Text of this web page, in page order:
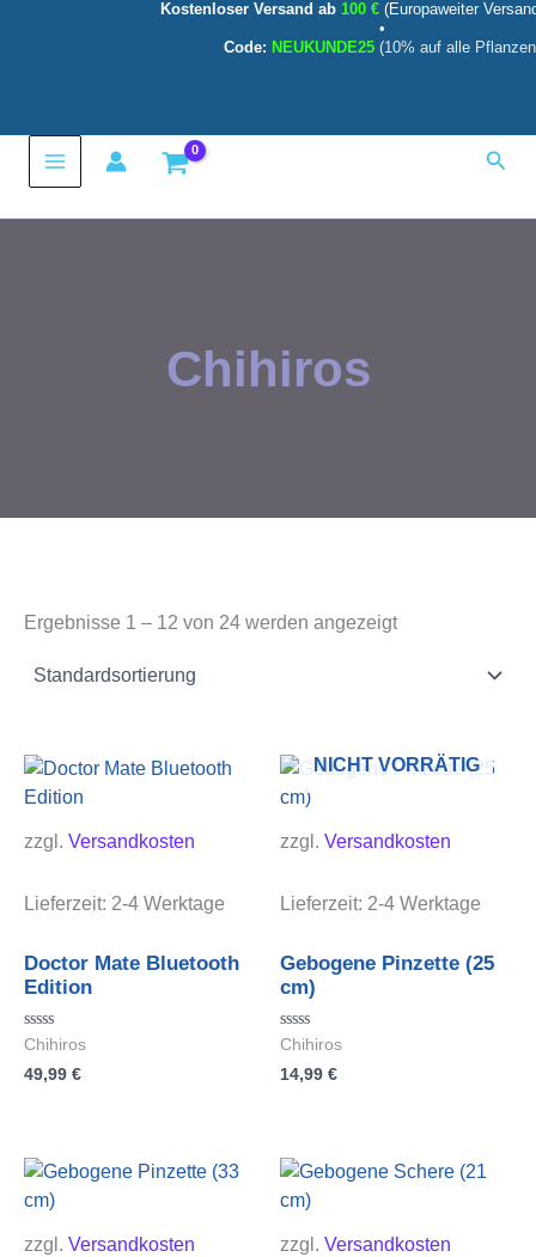
Kostenloser Versand ab 100 € (Europaweiter
•
Code: NEUKUNDE25 (10% auf alle
Main
Chihiros
Ergebnisse 1 – 12 von 24 werden angezeigt
zzgl. Versandkosten
Lieferzeit: 2-4 Werktage
Doctor Mate Bluetooth
Edition
Bewertet
0
Chihiros
49,99 €
NICHT VORRÄTIG
zzgl. Versandkosten
Lieferzeit: 2-4 Werktage
Gebogene Pinzette (25
cm)
Bewertet
0
Chihiros
14,99 €
zzgl. Versandkosten zzgl. Versandkosten